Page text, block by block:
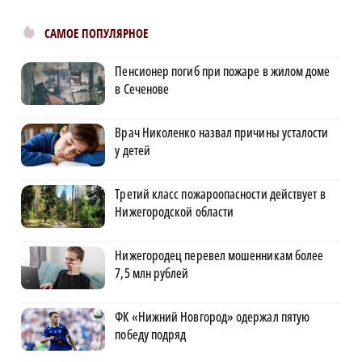
САМОЕ ПОПУЛЯРНОЕ
Пенсионер погиб при пожаре в жилом доме
в Сеченове
Врач Николенко назвал причины усталости
у детей
Третий класс пожароопасности действует в
Нижегородской области
Нижегородец перевел мошенникам более
7,5 млн рублей
ФК «Нижний Новгород» одержал пятую
победу подряд